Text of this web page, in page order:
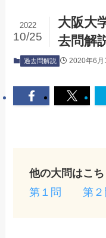
大阪大
去問解
2022
10/25
過去問解説 2020年6月
他の大問はこ
第１問
第２